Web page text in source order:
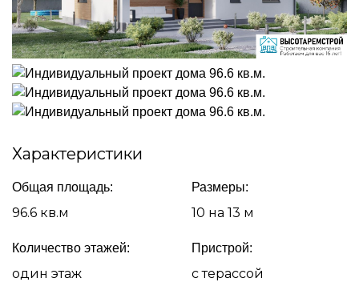
Характеристики
Общая площадь:
96.6 кв.м
Размеры:
10 на 13 м
Количество этажей:
один этаж
Пристрой:
с терассой